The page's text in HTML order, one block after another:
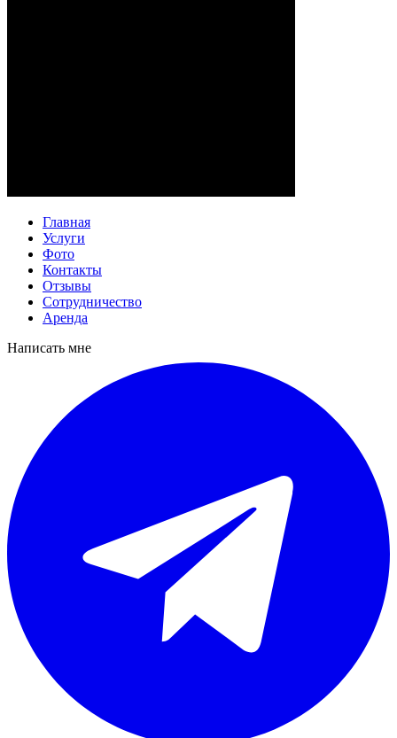
Главная
Услуги
Фото
Контакты
Отзывы
Сотрудничество
Аренда
Написать мне